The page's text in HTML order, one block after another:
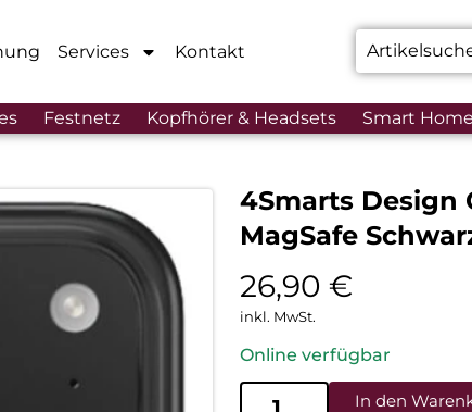
Services Kontakt
Festnetz Kopfhörer & Headsets Smart Home
4Smarts Design
MagSafe
26,90 €
inkl. MwSt.
Online verfügbar
In den